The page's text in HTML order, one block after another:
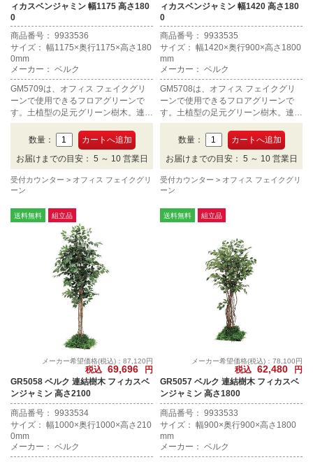
ィカスベンジャミン 幅1175 高さ180
0
商品番号： 9933536
サイズ： 幅1175×奥行1175×高さ180
0mm
メーカー： ベルク
GM5709は、オフィス フェイクグリ
ーンで使用できるフロアグリーンで
す。土植型の足元グリーン樹木。連結
タイプ、45角3連、高さ1800mmで
数量：
お届けまでの目安： 5 ～ 10 営業日
受付カウンター
オフィス フェイクグリ
ーン
ィカスベンジャミン 幅1420 高さ180
0
商品番号： 9933535
サイズ： 幅1420×奥行900×高さ1800
mm
メーカー： ベルク
GM5708は、オフィス フェイクグリ
ーンで使用できるフロアグリーンで
す。土植型の足元グリーン樹木。連結
タイプ、45角3連、高さ1800mmで
数量：
お届けまでの目安： 5 ～ 10 営業日
受付カウンター
オフィス フェイクグリ
ーン
送料無料 組立品
メーカー希望価格(税込)：87,120円
税込 69,696
円
GR5058 ベルク 連結樹木 フィカスベ
ンジャミン 高さ2100
商品番号： 9933534
サイズ： 幅1000×奥行1000×高さ210
0mm
メーカー： ベルク
送料無料 組立品
メーカー希望価格(税込)：78,100円
税込 62,480
円
GR5057 ベルク 連結樹木 フィカスベ
ンジャミン 高さ1800
商品番号： 9933533
サイズ： 幅900×奥行900×高さ1800
mm
メーカー： ベルク